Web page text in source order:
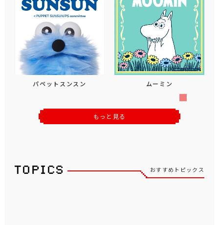
パペットスンスン ムーミン
もっと見る
おすすめトピックス